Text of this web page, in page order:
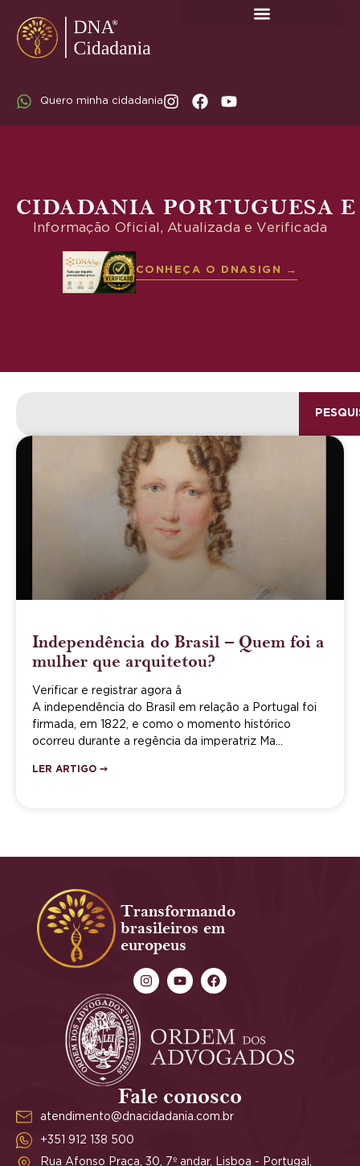
Quero minha cidadania
CIDADANIA PORTUGUESA
Informação Oficial, Atualizada e Verificada
CONHEÇA O DNASIGN →
Independência do Brasil – Quem foi a
mulher que arquitetou?
Verificar e registrar agora â
A independência do Brasil em relação a Portugal foi
firmada, em 1822, e como o momento histórico
ocorreu durante a regência da imperatriz Ma…
LER ARTIGO ➙
Transformando
brasileiros em
europeus
Fale conosco
atendimento@dnacidadania.com.br
+351 912 138 500
Rua Afonso Praça, 30, 7º andar, Lisboa - Portugal,